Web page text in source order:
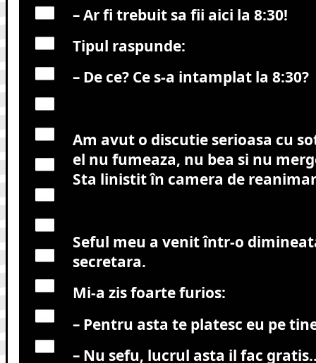
– Ar fi trebuit sa fii aici la 8:30!
Tipul raspunde:
– De ce? Ce s-a intamplat la 8:30?
Am avut o discutie serioasa cu
el nu fumeaza, nu bea si nu
Sta linistit în camera de
Seful meu a venit într-o
secretara.
Mi-a zis foarte furios:
– Pentru asta te platesc eu pe
– Nu sefu, lucrul asta il fac